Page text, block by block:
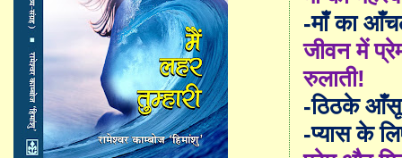
-माँ का
जीवन में
रुलाती!
-ठिठके
-प्यास के